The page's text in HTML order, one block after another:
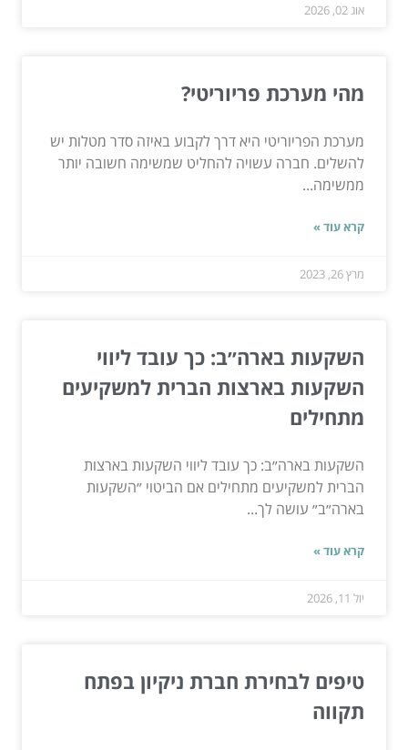
אוג 02, 2026
מהי מערכת פריוריטי?
מערכת הפריוריטי היא דרך לקבוע באיזה סדר מטלות יש
להשלים. חברה עשויה להחליט שמשימה חשובה יותר
ממשימה...
קרא עוד »
מרץ 26, 2023
השקעות בארה״ב: כך עובד ליווי
השקעות בארצות הברית למשקיעים
מתחילים
השקעות בארה״ב: כך עובד ליווי השקעות בארצות
הברית למשקיעים מתחילים אם הביטוי ״השקעות
בארה״ב״ עושה לך...
קרא עוד »
יול 11, 2026
טיפים לבחירת חברת ניקיון בפתח
תקווה